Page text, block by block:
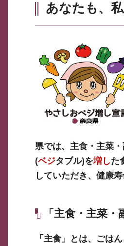
あなたも、
県では、主食・主菜
(ベジタブル)を増した
していただき、健康
「主食・主菜・
「主食」とは、ごは